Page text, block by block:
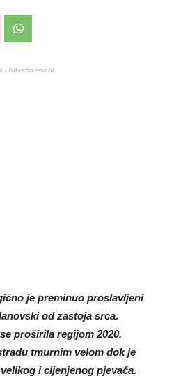
- Advertisement
je preminuo proslavljeni
od zastoja srca.
proširila regijom 2020.
tmurnim velom dok je
i cijenjenog pjevača.